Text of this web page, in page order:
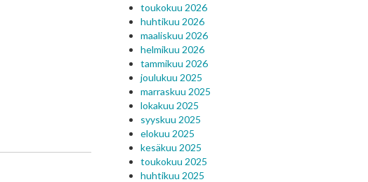
toukokuu 2026
huhtikuu 2026
maaliskuu 2026
helmikuu 2026
tammikuu 2026
joulukuu 2025
marraskuu 2025
lokakuu 2025
syyskuu 2025
elokuu 2025
kesäkuu 2025
toukokuu 2025
huhtikuu 2025